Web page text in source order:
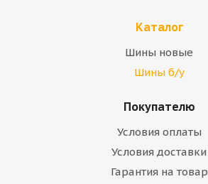
Каталог
Шины новые
Шины б/у
Покупателю
Условия оплаты
Условия доставки
Гарантия на товар